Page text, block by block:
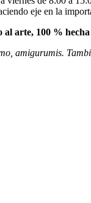
eje en la
al arte, 100 %
amigurumis.